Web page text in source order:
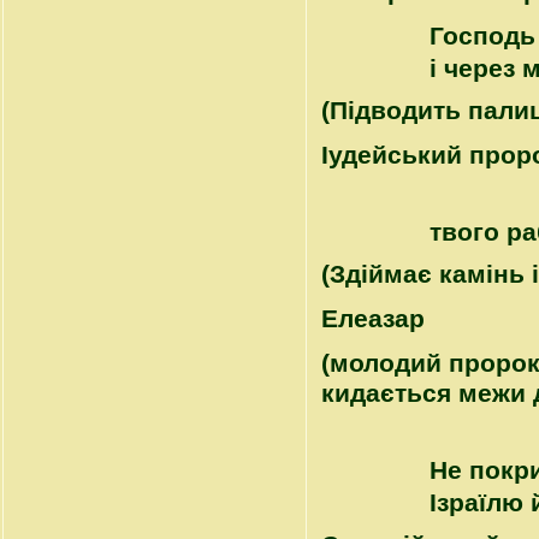
Господь
і через
(Підводить
Іудейський
твого
(Здіймає камінь
Елеазар
(молодий
кидається межи
Не
Ізраїлю